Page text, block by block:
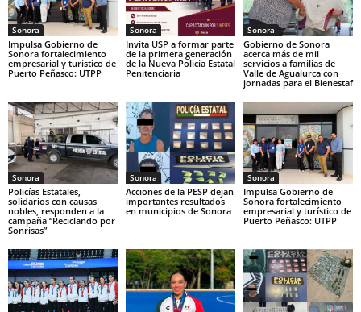
Sonora
Impulsa Gobierno de
Sonora fortalecimiento
empresarial y turístico de
Puerto Peñasco: UTPP
Sonora
Invita USP a formar parte
de la primera generación
de la Nueva Policía Estatal
Penitenciaria
Sonora
Gobierno de Sonora
acerca más de mil
servicios a familias de
Valle de Agualurca con
jornadas para el Bienestaf
Sonora
Policías Estatales,
solidarios con causas
nobles, responden a la
campaña “Reciclando por
Sonrisas”
Sonora
Acciones de la PESP dejan
importantes resultados
en municipios de Sonora
Sonora
Impulsa Gobierno de
Sonora fortalecimiento
empresarial y turístico de
Puerto Peñasco: UTPP